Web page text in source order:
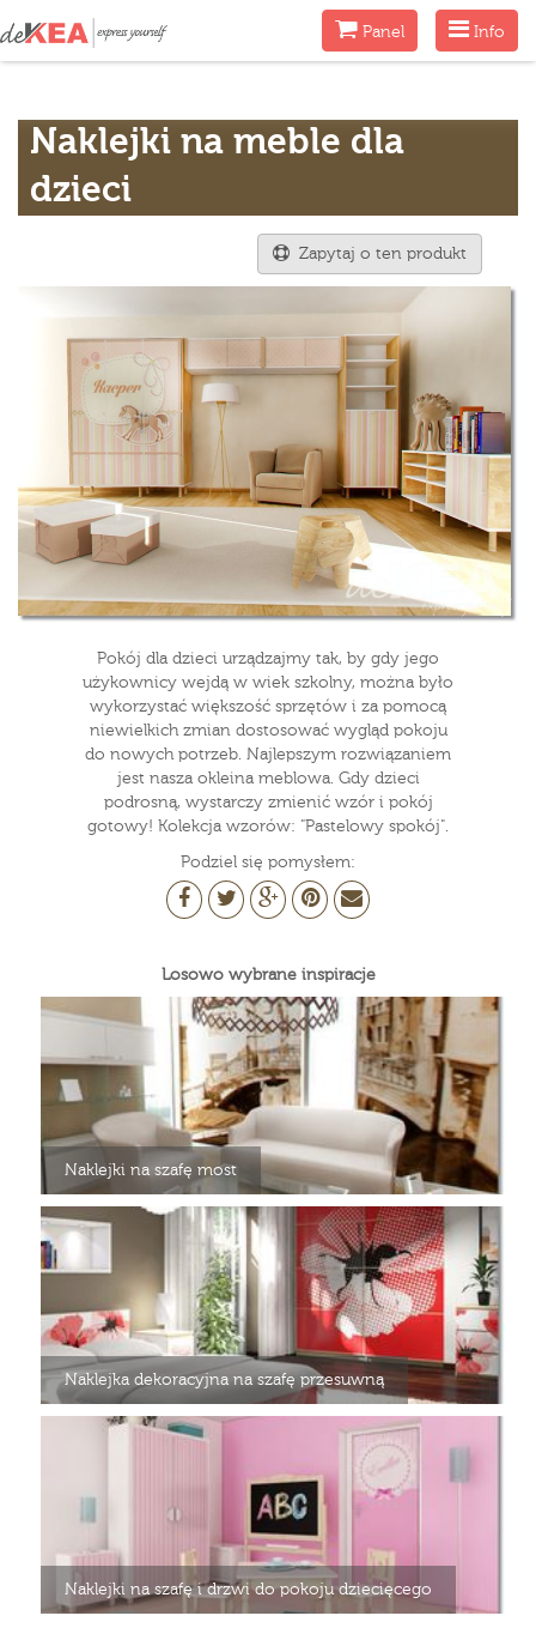
Menu
Info
MenuPanel
Naklejki na meble dla
dzieci
Zapytaj o ten produkt
Pokój dla dzieci urządzajmy tak, by gdy jego
użykownicy wejdą w wiek szkolny, można było
wykorzystać większość sprzętów i za pomocą
niewielkich zmian dostosować wygląd pokoju
do nowych potrzeb. Najlepszym rozwiązaniem
jest nasza okleina meblowa. Gdy dzieci
podrosną, wystarczy zmienić wzór i pokój
gotowy! Kolekcja wzorów: "Pastelowy spokój".
Podziel się pomysłem:
Losowo wybrane inspiracje
Naklejki na szafę most
Naklejka dekoracyjna na szafę przesuwną
Naklejki na szafę i drzwi do pokoju dziecięcego